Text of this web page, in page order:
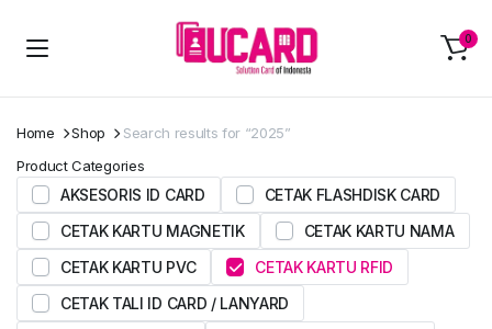
0
Home Shop
Search results for “2025”
Product Categories
AKSESORIS ID CARD
CETAK FLASHDISK CARD
CETAK KARTU MAGNETIK
CETAK KARTU NAMA
CETAK KARTU PVC
CETAK KARTU RFID
CETAK TALI ID CARD / LANYARD